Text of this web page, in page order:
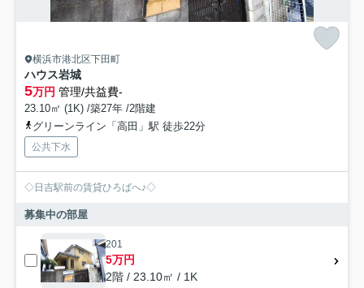
横浜市港北区下田町
ハウス岩城
5万円 管理/共益費-
23.10㎡ (1K) /築27年 /2階建
グリーンライン「高田」駅 徒歩22分
公共下水
◇日吉駅前の賃貸ひろばへ♪◇
募集中の部屋
201
5万円
2階 / 23.10㎡ / 1K